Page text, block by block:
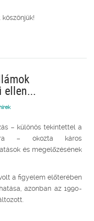
ellen...
– különös tekintettel a
– okozta káros
és megelőzésének
a figyelem előterében
azonban az 1990-